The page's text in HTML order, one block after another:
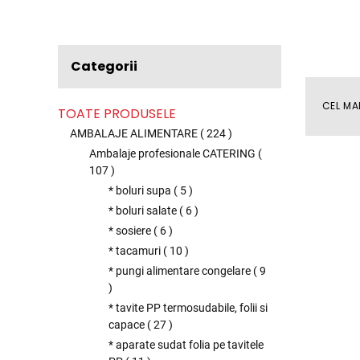
Categorii
TOATE PRODUSELE
AMBALAJE ALIMENTARE (224)
Ambalaje profesionale CATERING (
107)
* boluri supa ( 5)
* boluri salate ( 6)
* sosiere ( 6)
* tacamuri ( 10 )
* pungi alimentare congelare (9
)
* tavite PP termosudabile, folii si
capace (27)
* aparate sudat folia pe tavitele
CEL